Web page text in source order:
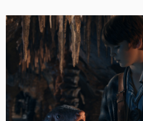
Denmark
Finland
France
Germany